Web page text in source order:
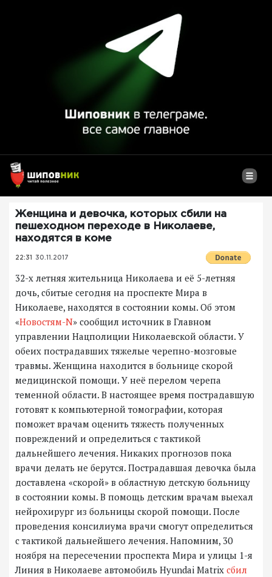
Женщина и девочка, которых сбили на
пешеходном переходе в Николаеве,
находятся в коме
22:31 30.11.2017
32-х летняя жительница Николаева и её 5-летняя
дочь, сбитые сегодня на проспекте Мира в
Николаеве, находятся в состоянии комы. Об этом
«Новостям-N» сообщил источник в Главном
управлении Нацполиции Николаевской области. У
обеих пострадавших тяжелые черепно-мозговые
травмы. Женщина находится в больнице скорой
медицинской помощи. У неё перелом черепа
теменной области. В настоящее время пострадавшую
готовят к компьютерной томографии, которая
поможет врачам оценить тяжесть полученных
повреждений и определиться с тактикой
дальнейшего лечения. Никаких прогнозов пока
врачи делать не берутся. Пострадавшая девочка была
доставлена «скорой» в областную детскую больницу
в состоянии комы. В помощь детским врачам выехал
нейрохирург из больницы скорой помощи. После
проведения консилиума врачи смогут определиться
с тактикой дальнейшего лечения. Напомним, 30
ноября на пересечении проспекта Мира и улицы 1-я
Линия в Николаеве автомобиль Hyundai Matrix сбил